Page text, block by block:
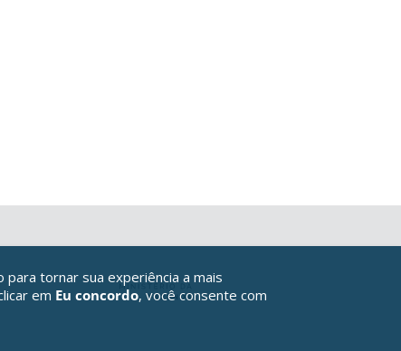
tornar sua experiência a mais
em Eu concordo, você consente com